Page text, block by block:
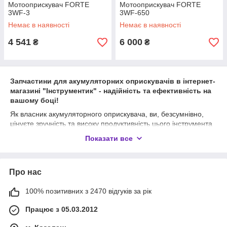
Мотооприскувач FORTE
3WF-3
Немає в наявності
4 541 ₴
Мотооприскувач FORTE
3WF-650
Немає в наявності
6 000 ₴
Запчастини для акумуляторних оприскувачів в інтернет-
магазині "Інструментик" - надійність та ефективність на
вашому боці!
Як власник акумуляторного оприскувача, ви, безсумнівно,
цінуєте зручність та високу продуктивність цього інструмента
подібно до будь-якого іншого обладнання, іноді воно
надійна точка підтримки.
акумуляторних оприскувачів, які допоможуть вам
підтримувати вашу техніку в ідеальному робочому стані.
Незалежно від моделі вашого оприскувача, у нас є все
необхідне для його обслуговування та покращення
Показати все
Про нас
100% позитивних з 2470 відгуків за рік
Працює з 05.03.2012